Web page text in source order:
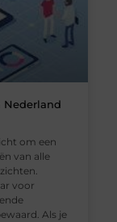
Nederland
om een
van alle
voor
Als je